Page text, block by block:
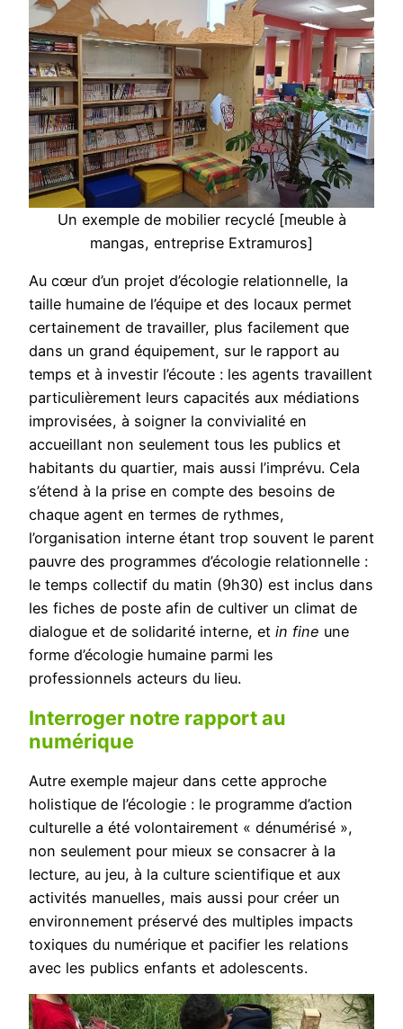
Un exemple de mobilier recyclé [meuble à
mangas, entreprise Extramuros]
Au cœur d’un projet d’écologie relationnelle, la
taille humaine de l’équipe et des locaux permet
certainement de travailler, plus facilement que
dans un grand équipement, sur le rapport au
temps et à investir l’écoute : les agents travaillent
particulièrement leurs capacités aux médiations
improvisées, à soigner la convivialité en
accueillant non seulement tous les publics et
habitants du quartier, mais aussi l’imprévu. Cela
s’étend à la prise en compte des besoins de
chaque agent en termes de rythmes,
l’organisation interne étant trop souvent le parent
pauvre des programmes d’écologie relationnelle :
le temps collectif du matin (9h30) est inclus dans
les fiches de poste afin de cultiver un climat de
dialogue et de solidarité interne, et in fine une
forme d’écologie humaine parmi les
professionnels acteurs du lieu.
Interroger notre rapport au
numérique
Autre exemple majeur dans cette approche
holistique de l’écologie : le programme d’action
culturelle a été volontairement « dénumérisé »,
non seulement pour mieux se consacrer à la
lecture, au jeu, à la culture scientifique et aux
activités manuelles, mais aussi pour créer un
environnement préservé des multiples impacts
toxiques du numérique et pacifier les relations
avec les publics enfants et adolescents.